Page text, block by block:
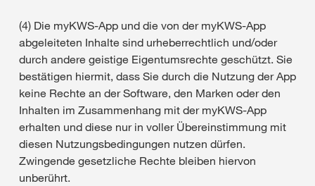
(4) Die myKWS-App und die von der myKWS-App
abgeleiteten Inhalte sind urheberrechtlich und/oder
durch andere geistige Eigentumsrechte geschützt. Sie
bestätigen hiermit, dass Sie durch die Nutzung der App
keine Rechte an der Software, den Marken oder den
Inhalten im Zusammenhang mit der myKWS-App
erhalten und diese nur in voller Übereinstimmung mit
diesen Nutzungsbedingungen nutzen dürfen.
Zwingende gesetzliche Rechte bleiben hiervon
unberührt.